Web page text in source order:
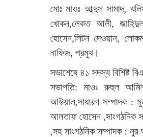
মোঃ মাওঃ আব্দুস সামাদ,
খোকন,লেকত আলী,
হোসেন,লিটন দেওয়ান,
নাফিজ, প্রমুখ।
সভাশেষে ৪১ সদস্য বিশিষ্ট
সভাপতি: মাওঃ রুহুল
আউয়াল,সাধারণ সম্পাদক :
আলতাফ হোসেন ,সাংগঠনিক
,সহ সাংগঠনিক সম্পাদক :